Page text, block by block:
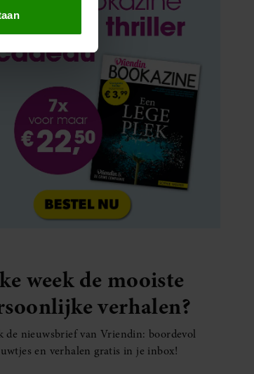
en om ons
u aan ze heeft
cookies als u
week de mooiste
verhalen?
de nieuwsbrief van Vriendin: boordevol
en verhalen gratis in je inbox!